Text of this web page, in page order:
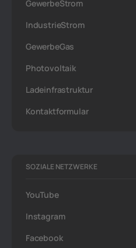
GewerbeStrom
IndustrieStrom
GewerbeGas
Photovoltaik
Ladeinfrastruktur
Kontaktformular
SOZIALE NETZWERKE
YouTube
Instagram
Facebook